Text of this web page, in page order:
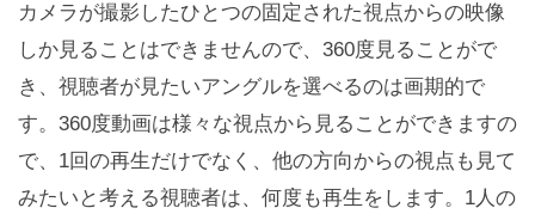
カメラが撮影したひとつの固定された視点からの映像
しか見ることはできませんので、360度見ることがで
き、視聴者が見たいアングルを選べるのは画期的で
す。360度動画は様々な視点から見ることができますの
で、1回の再生だけでなく、他の方向からの視点も見て
みたいと考える視聴者は、何度も再生をします。1人の